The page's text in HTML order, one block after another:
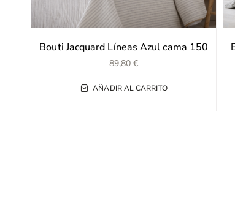
Bouti Jacquard Líneas Azul cama 150
89,80€
AÑADIR AL CARRITO